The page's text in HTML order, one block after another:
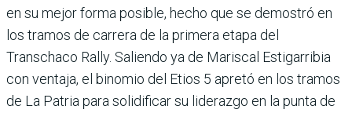
en su mejor forma posible, hecho que se demostró en
los tra­mos de carrera de la primera etapa del
Transchaco Rally. Saliendo ya de Mariscal Esti­garribia
con ventaja, el bino­mio del Etios 5 apretó en los tramos
de La Patria para solidificar su liderazgo en la punta de